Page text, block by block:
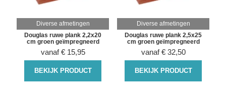
Diverse afmetingen
Douglas ruwe plank 2,2x20
cm groen geïmpregneerd
vanaf € 15,95
BEKIJK PRODUCT
Diverse afmetingen
Douglas ruwe plank 2,5x25
cm groen geïmpregneerd
vanaf € 32,50
BEKIJK PRODUCT